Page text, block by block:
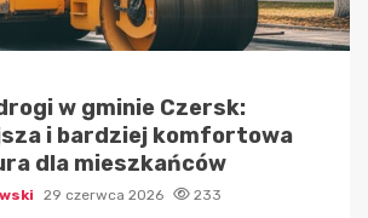
w gminie Czersk:
i bardziej komfortowa
dla mieszkańców
29 czerwca 2026 233